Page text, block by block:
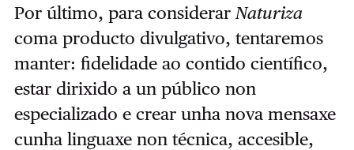
Por último, para considerar Naturiza
coma producto divulgativo, tentaremos
manter: fidelidade ao contido científico,
estar dirixido a un público non
especializado e crear unha nova mensaxe
cunha linguaxe non técnica, accesible,